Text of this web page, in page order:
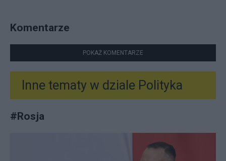
Komentarze
POKAŻ KOMENTARZE
Inne tematy w dziale Polityka
#Rosja